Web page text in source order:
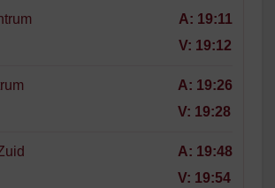
A: 19:11
V: 19:12
A: 19:26
V: 19:28
A: 19:48
V: 19:54